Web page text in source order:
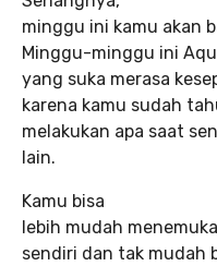
minggu ini kamu akan
Minggu-minggu ini
yang suka merasa
karena kamu sudah
melakukan apa saat
lain.
Kamu bisa
lebih mudah
sendiri dan tak mudah